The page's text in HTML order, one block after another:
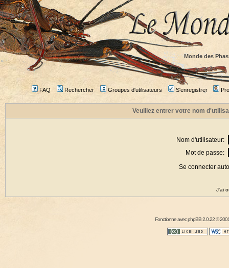
Monde des
FAQ Rechercher Groupes d'utilisateurs S'enregistrer
Veuillez entrer votre nom
Nom d'utilisateur:
Mot de passe:
Se connecter
J'ai
Fonctionne avecphpBB2.0.22 ©